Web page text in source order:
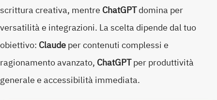
scrittura creativa, mentre ChatGPTdomina per
versatilità e integrazioni. La scelta dipende dal tuo
obiettivo: Claudeper contenuti complessi e
ragionamento avanzato, ChatGPTper produttività
generale e accessibilità immediata.